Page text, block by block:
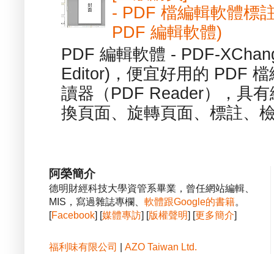
- PDF 檔編輯軟體標
PDF 編輯軟體)
PDF 編輯軟體 - PDF-
Editor)，便宜好用的 PDF
讀器（PDF Reader），具
換頁面、旋轉頁面、標註、
阿榮簡介
德明財經科技大學資管系畢業，曾任網站編輯、
MIS，寫過雜誌專欄、 軟體跟Google的書籍。
[Facebook] [媒體專訪] [版權聲明] [更多簡介]
福利味有限公司
AZO Taiwan Ltd.